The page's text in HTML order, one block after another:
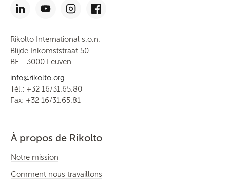
Rikolto International s.o.n.
Blijde Inkomststraat 50
BE - 3000 Leuven
info@rikolto.org
Tél.: +32 16/31.65.80
Fax: +32 16/31.65.81
À propos de Rikolto
Notre mission
Comment nous travaillons